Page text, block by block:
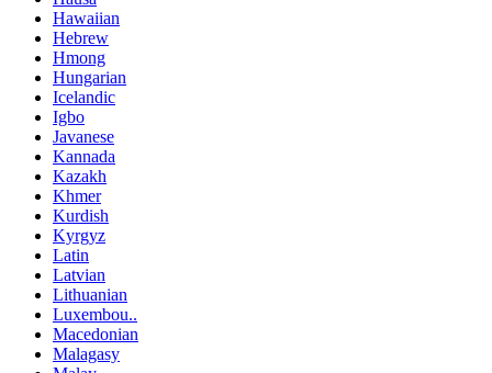
Hawaiian
Hebrew
Hmong
Hungarian
Icelandic
Igbo
Javanese
Kannada
Kazakh
Khmer
Kurdish
Kyrgyz
Latin
Latvian
Lithuanian
Luxembou..
Macedonian
Malagasy